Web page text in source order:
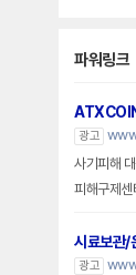
파워링크
광고
사기피해
피해구제센
시료보관/
광고